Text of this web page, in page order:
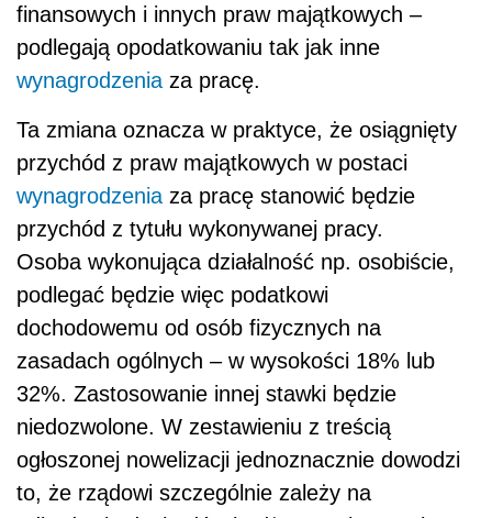
finansowych i innych praw majątkowych –
podlegają opodatkowaniu tak jak inne
wynagrodzenia za pracę.
Ta zmiana oznacza w praktyce, że osiągnięty
przychód z praw majątkowych w postaci
wynagrodzenia za pracę stanowić będzie
przychód z tytułu wykonywanej pracy.
Osoba wykonująca działalność np. osobiście,
podlegać będzie więc podatkowi
dochodowemu od osób fizycznych na
zasadach ogólnych – w wysokości 18% lub
32%. Zastosowanie innej stawki będzie
niedozwolone. W zestawieniu z treścią
ogłoszonej nowelizacji jednoznacznie dowodzi
to, że rządowi szczególnie zależy na